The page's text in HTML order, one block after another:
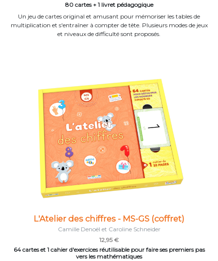
80 cartes + 1 livret pédagogique
Un jeu de cartes original et amusant pour mémoriser les tables de
multiplication et s'entraîner à compter de tête. Plusieurs modes de jeux
et niveaux de difficulté sont proposés.
L'Atelier des chiffres - MS-GS (coffret)
Camille Denoël et Caroline Schneider
12,95 €
64 cartes et 1 cahier d'exercices réutilisable pour faire ses premiers pas
vers les mathématiques